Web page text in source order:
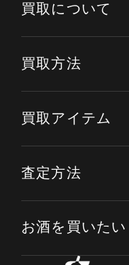
買取について
買取方法
買取アイテム
査定方法
お酒を買いたい